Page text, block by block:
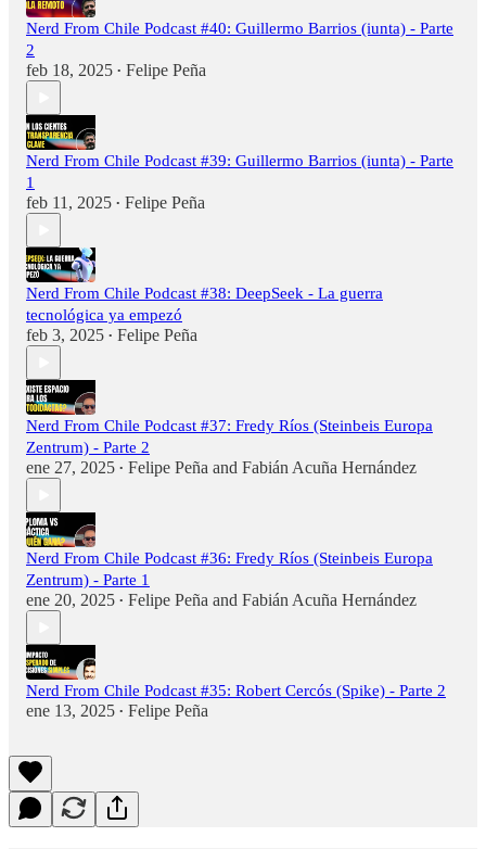
Nerd From Chile Podcast #40: Guillermo Barrios (iunta) - Parte
2
feb 18, 2025 • Felipe Peña
Nerd From Chile Podcast #39: Guillermo Barrios (iunta) - Parte
1
feb 11, 2025 • Felipe Peña
Nerd From Chile Podcast #38: DeepSeek - La guerra
tecnológica ya empezó
feb 3, 2025 • Felipe Peña
Nerd From Chile Podcast #37: Fredy Ríos (Steinbeis Europa
Zentrum) - Parte 2
ene 27, 2025 • Felipe Peña and Fabián Acuña Hernández
Nerd From Chile Podcast #36: Fredy Ríos (Steinbeis Europa
Zentrum) - Parte 1
ene 20, 2025 • Felipe Peña and Fabián Acuña Hernández
Nerd From Chile Podcast #35: Robert Cercós (Spike) - Parte 2
ene 13, 2025 • Felipe Peña